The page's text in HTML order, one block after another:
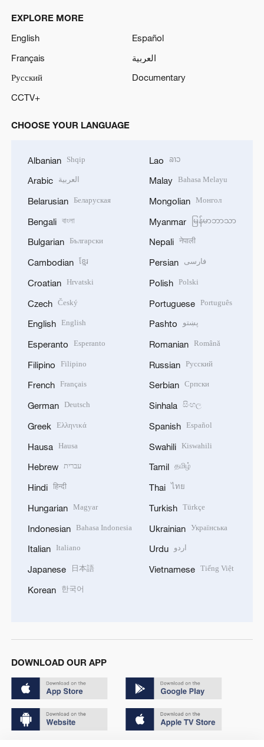
EXPLORE MORE
English
Español
Français
العربية
Русский
Documentary
CCTV+
CHOOSE YOUR LANGUAGE
Albanian Shqip
Arabic العربية
Belarusian Беларуская
Bengali বাংলা
Bulgarian Български
Cambodian ខ្មែរ
Croatian Hrvatski
Czech Český
English English
Esperanto Esperanto
Filipino Filipino
French Français
German Deutsch
Greek Ελληνικά
Hausa Hausa
Hebrew עברית
Hindi हिन्दी
Hungarian Magyar
Indonesian Bahasa Indonesia
Italian Italiano
Japanese 日本語
Korean 한국어
Lao ລາວ
Malay Bahasa Melayu
Mongolian Монгол
Myanmar မြန်မာဘာသာ
Nepali नेपाली
Persian فارسی
Polish Polski
Portuguese Português
Pashto پښتو
Romanian Română
Russian Русский
Serbian Српски
Sinhala සිංහල
Spanish Español
Swahili Kiswahili
Tamil தமிழ்
Thai ไทย
Turkish Türkçe
Ukrainian Українська
Urdu اردو
Vietnamese Tiếng Việt
DOWNLOAD OUR APP